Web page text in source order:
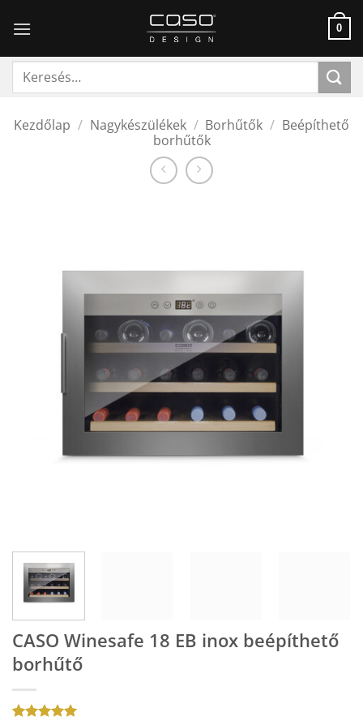
0
Keresés
Kezdőlap / Nagykészülékek / Borhűtők / Beépíthető
borhűtők
CASO Winesafe 18 EB inox beépíthető
borhűtő